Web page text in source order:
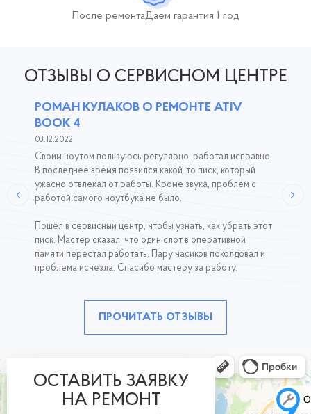
После ремонтаДаем гарантия 1 год
ОТЗЫВЫ О СЕРВИСНОМ ЦЕНТРЕ
РОМАН КУЛАКОВ О РЕМОНТЕ ATIV
BOOK 4
03.12.2022
Своим ноутом пользуюсь регулярно, работал исправно.
В последнее время появился какой-то писк, который
ужасно отвлекал от работы. Кроме звука, проблем с
работой самого ноутбука не было.
Пошёл в сервисный центр, чтобы узнать, как убрать этот
писк. Мастер сказал, что один слот в оперативной
памяти перестал работать. Пару часиков поколдовал и
проблема исчезла. Спасибо мастеру за работу.
ПРОЧИТАТЬ ОТЗЫВЫ
ОСТАВИТЬ ЗАЯВКУ
НА РЕМОНТ